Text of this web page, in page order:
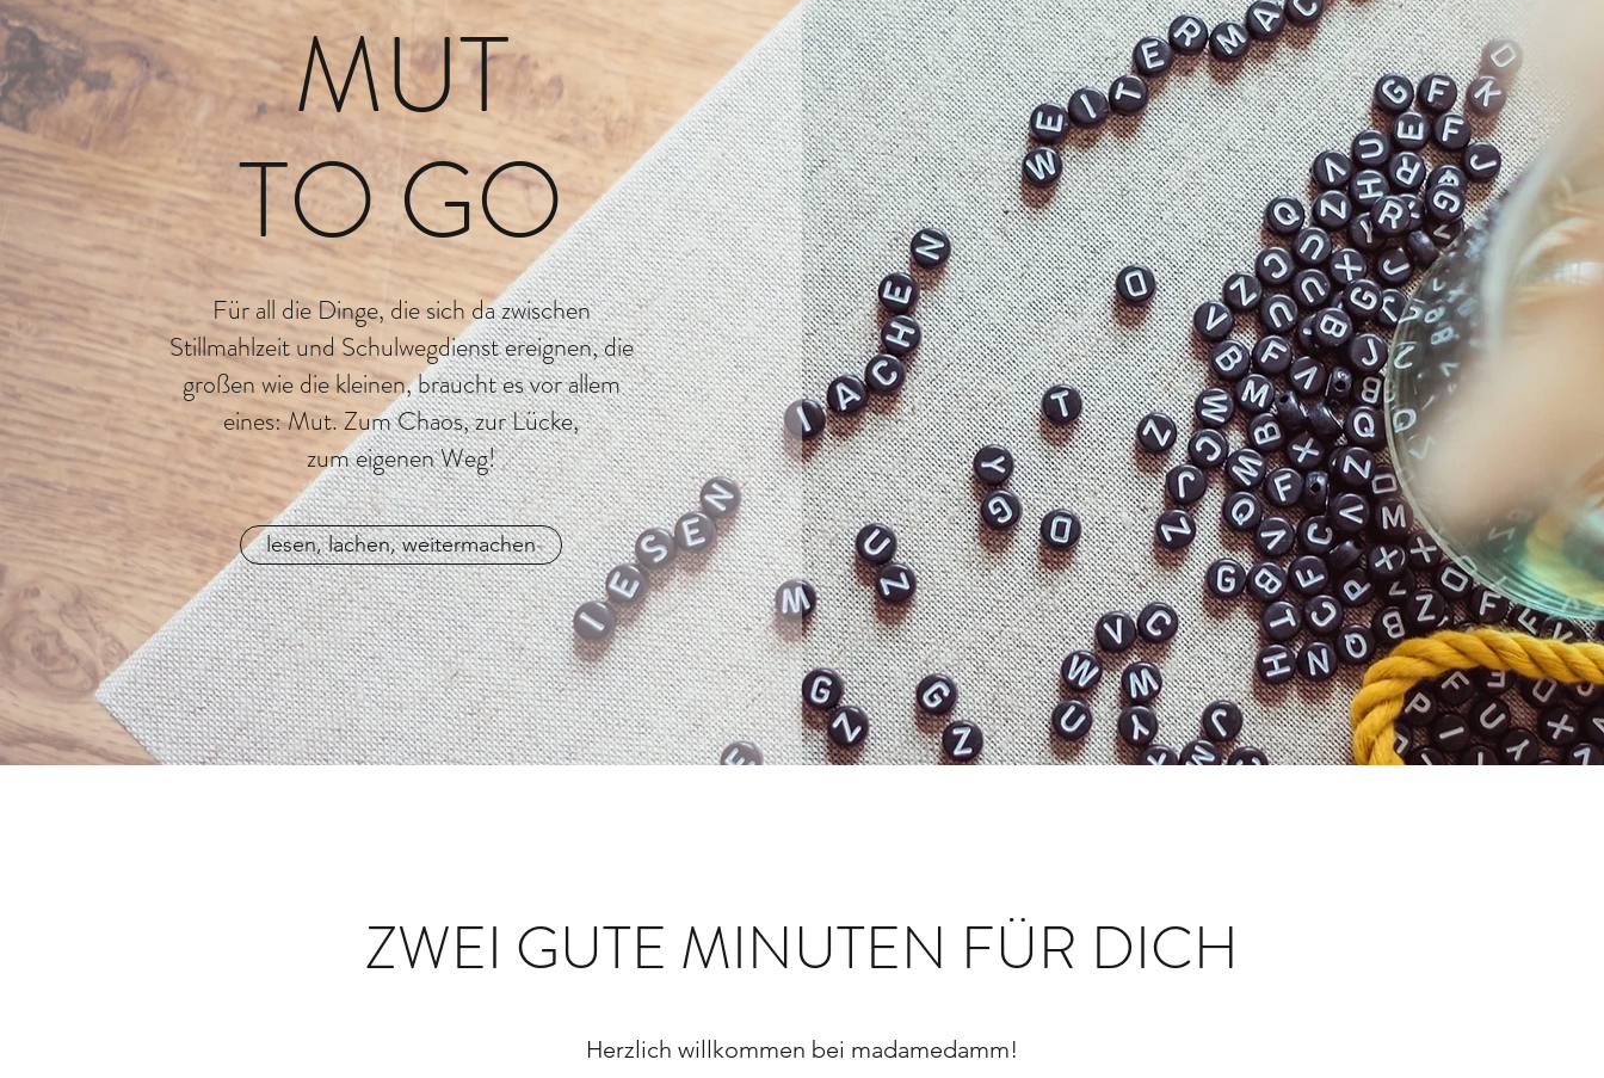
MUT
TO GO
Für all die Dinge, die sich da zwischen
Stillmahlzeit und Schulwegdienst ereignen, die
großen wie die kleinen, braucht es vor allem
eines: Mut. Zum Chaos, zur Lücke,
zum eigenen Weg!
lesen, lachen, weitermachen
ZWEI GUTE MINUTEN FÜR DICH
Herzlich willkommen bei madamedamm!